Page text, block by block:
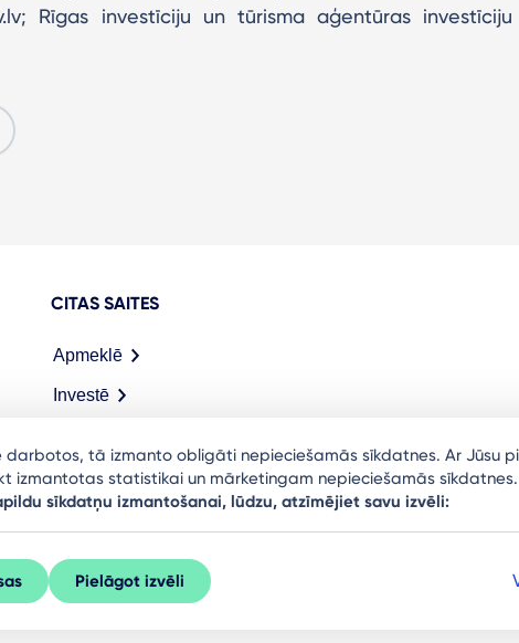
Rīgas investīciju un tūrisma aģentūras investīciju
CITAS SAITES
Apmeklē
Investē
darbotos, tā izmanto obligāti nepieciešamās sīkdatnes. Ar Jūsu
izmantotas statistikai un mārketingam nepieciešamās sīkdatnes.
sīkdatņu izmantošanai, lūdzu, atzīmējiet savu izvēli:
Pielāgot izvēli